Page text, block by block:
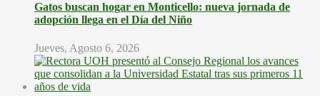
Gatos buscan hogar en Monticello: nueva jornada de
adopción llega en el Día del Niño
Jueves, Agosto 6, 2026